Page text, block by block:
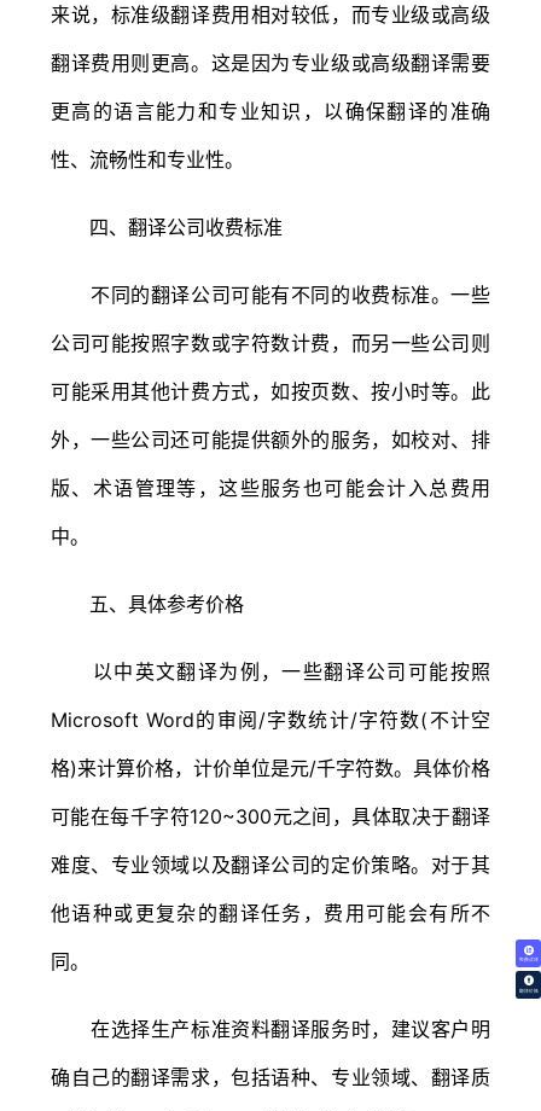
免费试译
翻译价格
来说，标准级翻译费用相对较低，而专业级或高级
翻译费用则更高。这是因为专业级或高级翻译需要
更高的语言能力和专业知识，以确保翻译的准确
性、流畅性和专业性。
四、翻译公司收费标准
不同的翻译公司可能有不同的收费标准。一些
公司可能按照字数或字符数计费，而另一些公司则
可能采用其他计费方式，如按页数、按小时等。此
外，一些公司还可能提供额外的服务，如校对、排
版、术语管理等，这些服务也可能会计入总费用
中。
五、具体参考价格
以中英文翻译为例，一些翻译公司可能按照
Microsoft Word的审阅/字数统计/字符数(不计空
格)来计算价格，计价单位是元/千字符数。具体价格
可能在每千字符120~300元之间，具体取决于翻译
难度、专业领域以及翻译公司的定价策略。对于其
他语种或更复杂的翻译任务，费用可能会有所不
同。
在选择生产标准资料翻译服务时，建议客户明
确自己的翻译需求，包括语种、专业领域、翻译质